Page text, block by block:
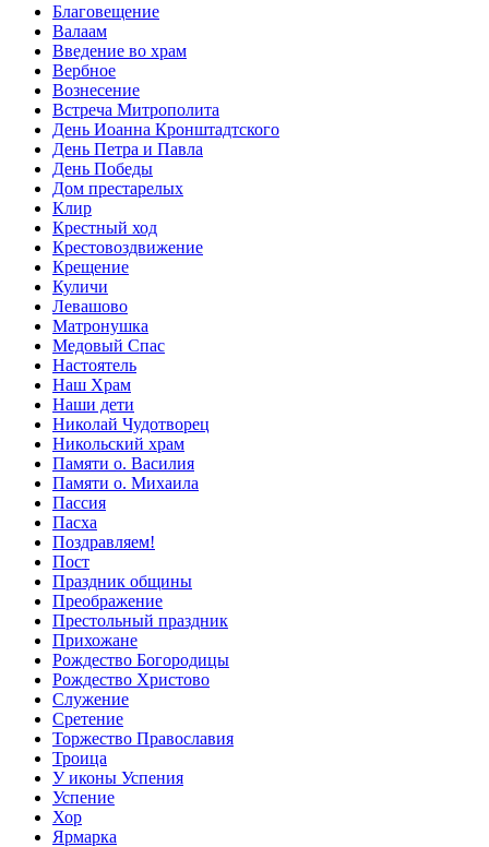
Благовещение
Валаам
Введение во храм
Вербное
Вознесение
Встреча Митрополита
День Иоанна Кронштадтского
День Петра и Павла
День Победы
Дом престарелых
Клир
Крестный ход
Крестовоздвижение
Крещение
Куличи
Левашово
Матронушка
Медовый Спас
Настоятель
Наш Храм
Наши дети
Николай Чудотворец
Никольский храм
Памяти о. Василия
Памяти о. Михаила
Пассия
Пасха
Поздравляем!
Пост
Праздник общины
Преображение
Престольный праздник
Прихожане
Рождество Богородицы
Рождество Христово
Служение
Сретение
Торжество Православия
Троица
У иконы Успения
Успение
Хор
Ярмарка